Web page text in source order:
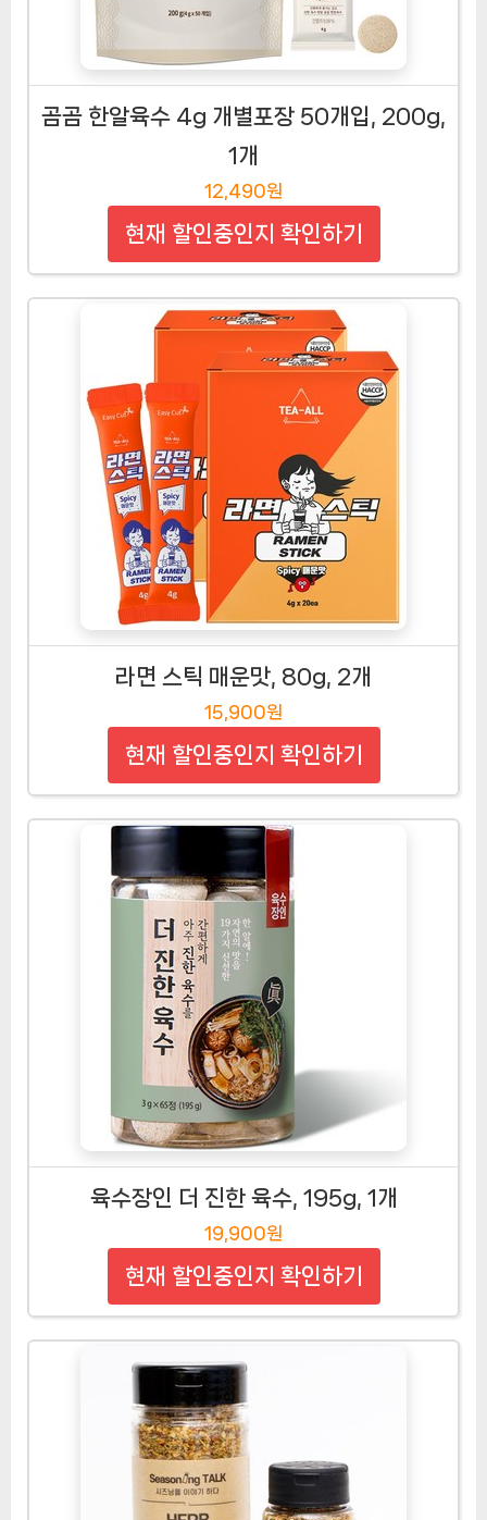
곰곰 한알육수 4g 개별포장 50개입, 200g,
1개
12,490원
현재 할인중인지 확인하기
라면 스틱 매운맛, 80g, 2개
15,900원
현재 할인중인지 확인하기
육수장인 더 진한 육수, 195g, 1개
19,900원
현재 할인중인지 확인하기